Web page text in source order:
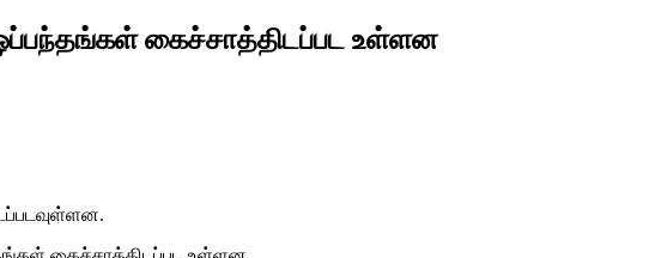
கைச்சாத்திடப்பட உள்ளன